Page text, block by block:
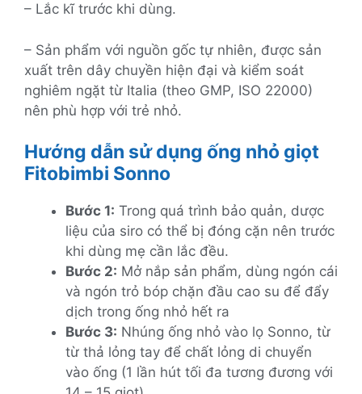
– Lắc kĩ trước khi dùng.
– Sản phẩm với nguồn gốc tự nhiên, được sản
xuất trên dây chuyền hiện đại và kiểm soát
nghiêm ngặt từ Italia (theo GMP, ISO 22000)
nên phù hợp với trẻ nhỏ.
Hướng dẫn sử dụng ống nhỏ giọt
Fitobimbi Sonno
Bước 1: Trong quá trình bảo quản, dược
liệu của siro có thể bị đóng cặn nên trước
khi dùng mẹ cần lắc đều.
Bước 2: Mở nắp sản phẩm, dùng ngón cái
và ngón trỏ bóp chặn đầu cao su để đẩy
dịch trong ống nhỏ hết ra
Bước 3: Nhúng ống nhỏ vào lọ Sonno, từ
từ thả lỏng tay để chất lỏng di chuyển
vào ống (1 lần hút tối đa tương đương với